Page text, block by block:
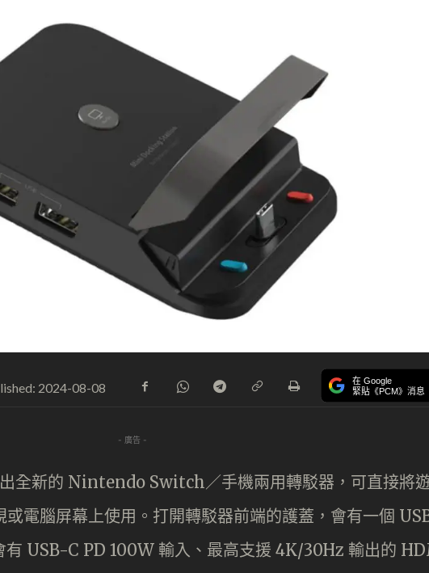
2024-08-08 在 Google
緊貼《PCM》消息
- 廣告 -
全新的 Nintendo Switch／手機兩用轉駁器，可直接將
電腦屏幕上使用。打開轉駁器前端的護蓋，會有一個
有 USB-C PD 100W 輸入、最高支援 4K/30Hz 輸出的